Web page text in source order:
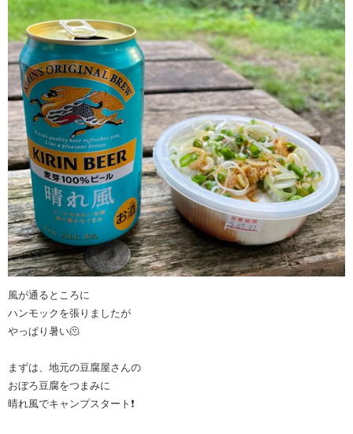
風が通るところに
ハンモックを張りましたが
やっぱり暑い🫠
まずは、地元の豆腐屋さんの
おぼろ豆腐をつまみに
晴れ風でキャンプスタート❗️